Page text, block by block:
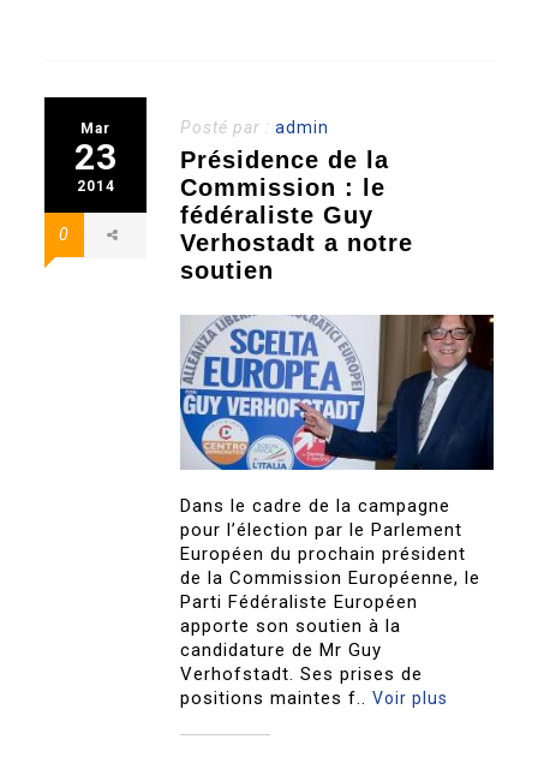
Mar
23
2014
0
Posté par :admin
Présidence de la
Commission : le
fédéraliste Guy
Verhostadt a notre
soutien
Dans le cadre de la campagne
pour l’élection par le Parlement
Européen du prochain président
de la Commission Européenne, le
Parti Fédéraliste Européen
apporte son soutien à la
candidature de Mr Guy
Verhofstadt. Ses prises de
positions maintes f..Voir plus